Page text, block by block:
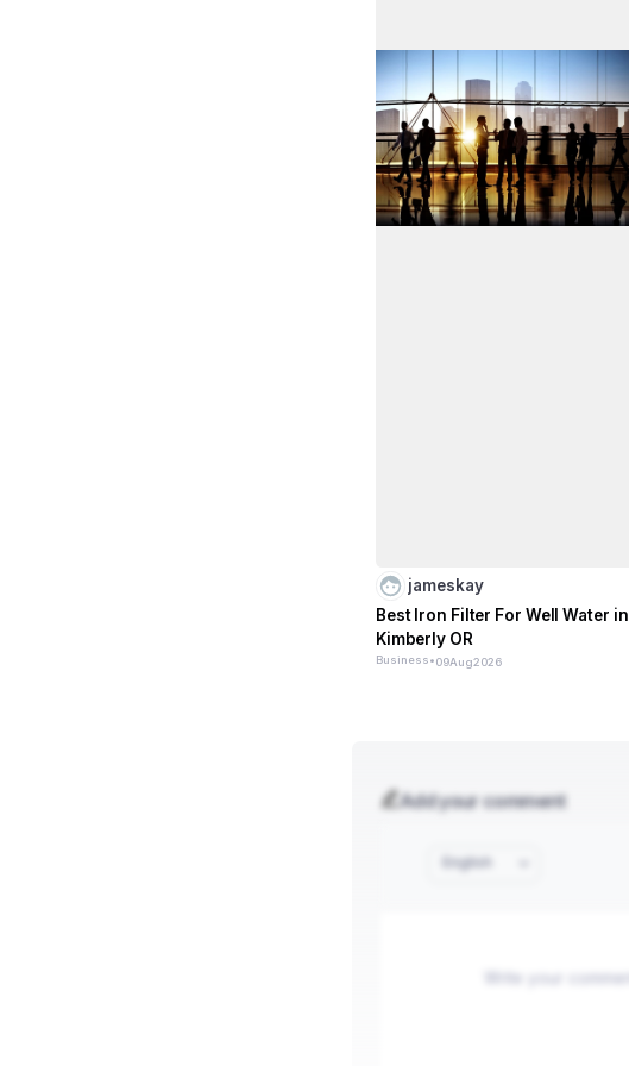
jameskay
Best Iron Filter For Well Water in
Kimberly OR
Business•09Aug2026
Add your comment
English